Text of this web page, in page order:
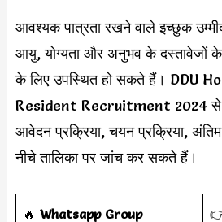
आवश्यक पात्रता रखने वाले इच्छुक
आयु, योग्यता और अनुभव के दस्तावेजों के
के लिए उपस्थित हो सकते हैं। DDU
Resident Recruitment 2024 से
आवेदन प्रक्रिया, चयन प्रक्रिया, अंतिम
नीचे तालिका पर जांच कर सकते हैं।
‎️‍🔥 Whatsapp Group